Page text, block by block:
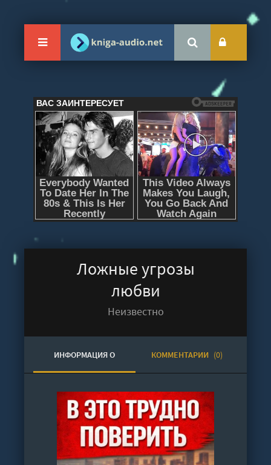
Ложные угрозы
любви
Неизвестно
ИНФОРМАЦИЯ О
АУДИОКНИГЕ
КОММЕНТАРИИ (0)